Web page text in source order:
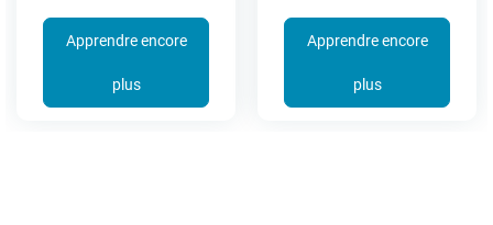
pouces (série 3A)
Apprendre encore
plus
32-65 pouces (série
6C)Apprendre encore
plus